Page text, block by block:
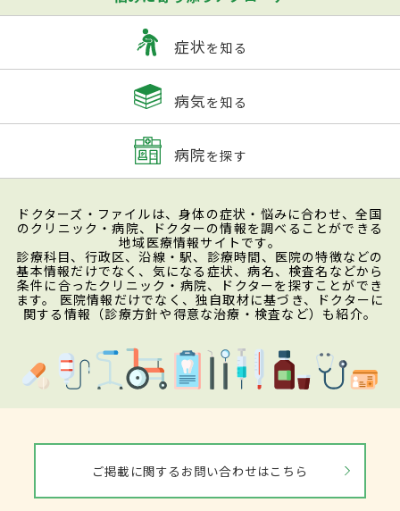
症状を知る
病気を知る
病院を探す
ドクターズ・ファイルは、身体の症状・悩みに合わせ、全国
のクリニック・病院、ドクターの情報を調べることができる
地域医療情報サイトです。
診療科目、行政区、沿線・駅、診療時間、医院の特徴などの
基本情報だけでなく、気になる症状、病名、検査名などから
条件に合ったクリニック・病院、ドクターを探すことができ
ます。 医院情報だけでなく、独自取材に基づき、ドクターに
関する情報（診療方針や得意な治療・検査など）も紹介。
ご掲載に関するお問い合わせはこちら